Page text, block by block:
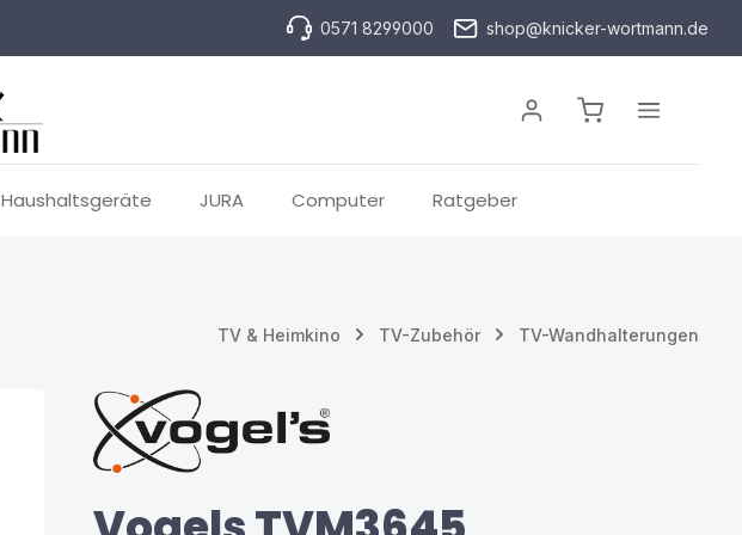
0571 8299000 shop@knicker-wortmann.de
Warenkorb
Haushaltsgeräte JURA Computer Ratgeber
TV & Heimkino TV-Zubehör TV-Wandhalterungen